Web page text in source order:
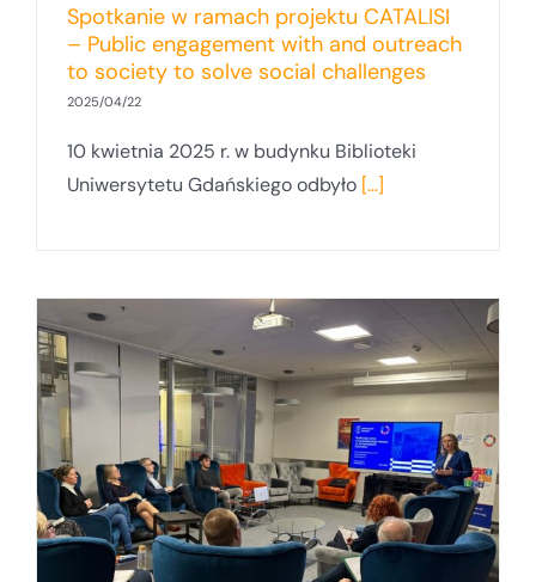
Spotkanie w ramach projektu CATALISI
– Public engagement with and outreach
to society to solve social challenges
2025/04/22
10 kwietnia 2025 r. w budynku Biblioteki
Uniwersytetu Gdańskiego odbyło [...]